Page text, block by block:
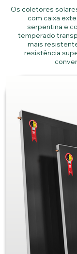
Os coletores
com caixa
serpentina e
temperado
mais
resistência